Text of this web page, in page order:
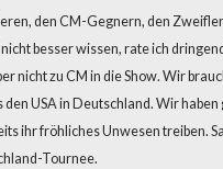
den CM-Gegnern, den
besser wissen, rate ich
nicht zu CM in die Show. Wir
USA in Deutschland. Wir haben
ihr fröhliches Unwesen treiben.
Tournee.